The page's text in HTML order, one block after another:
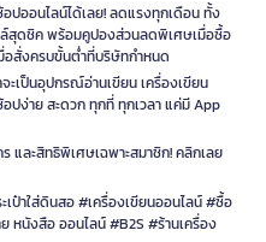
ปออนไลน์ได้เลย! ลดแรงทุกเดือน ทั้ง
ล์สุดชิค พร้อมคูปองส่วนลดพิเศษเมื่อซื้อ
อสั่งครบขั้นต่ำที่บริษัทกำหนด
ะเป็นอุปกรณ์อ่านเขียน เครื่องเขียน
ปง่าย สะดวก ทุกที่ ทุกเวลา แค่มี App
และสิทธิพิเศษเฉพาะสมาชิก! คลิกเลย
ป๋าใส่ดินสอ #เครื่องเขียนออนไลน์ #ซื้อ
หนังสือ ออนไลน์ #B2S #ร้านเครื่อง